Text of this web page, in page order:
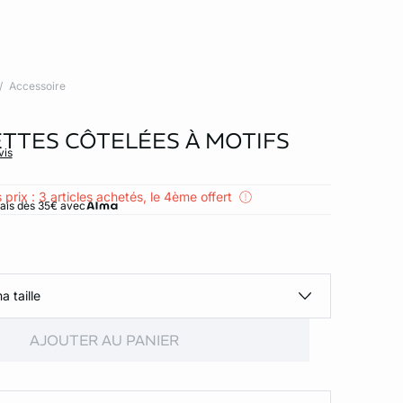
Accessoire
CÔTELÉES À MOTIFS
prix : 3 articles achetés, le 4ème offert
dès 35€ avec
taille
AJOUTER AU PANIER